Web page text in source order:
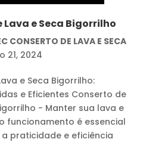
Lava e Seca Bigorrilho
CONSERTO DE LAVA E SECA
21, 2024
e Seca Bigorrilho:
e Eficientes Conserto de
- Manter sua lava e
funcionamento é essencial
praticidade e eficiência